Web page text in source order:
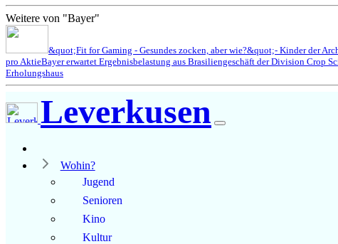
Weitere von "Bayer"
&quot;Fit for Gaming - Gesundes zocken, aber wie?&quot;- Kinder der
pro AktieBayer erwartet Ergebnisbelastung aus Brasiliengeschäft der Division Crop
Erholungshaus
Leverkusen
Wohin?
Jugend
Senioren
Kino
Kultur